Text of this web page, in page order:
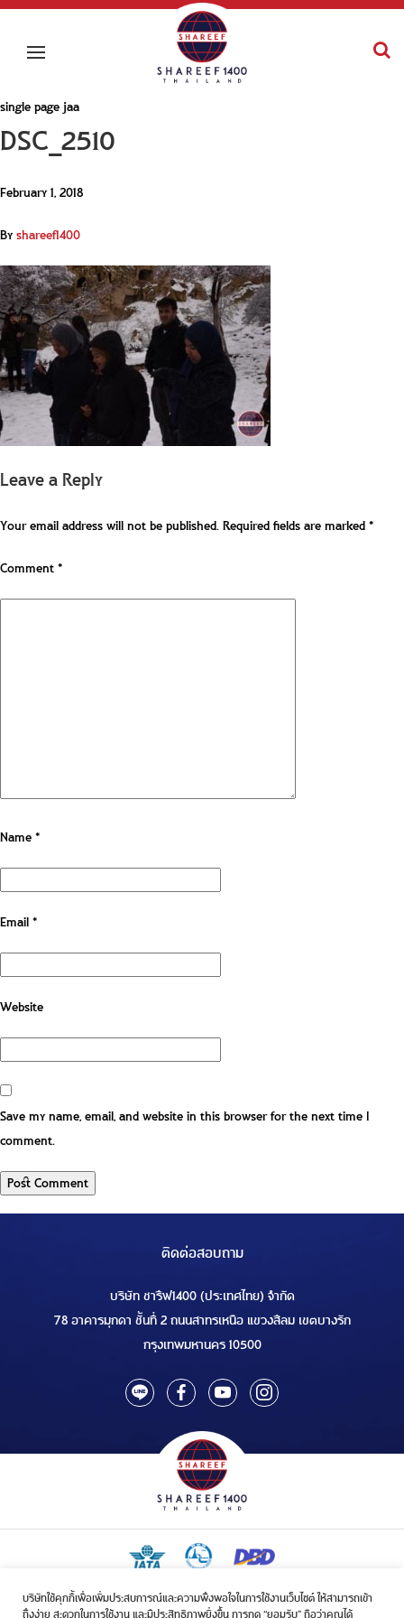
บริษัทใช้คุกกี้เพื่อเพิ่มประสบการณ์และความพึงพอใจในการใช้งานเว็บไซต์ ให้สามารถเข้า
ถึงง่าย สะดวกในการใช้งาน และมีประสิทธิภาพยิ่งขึ้น การกด “ยอมรับ” ถือว่าคุณได้
single page jaa
DSC_2510
February 1, 2018
Byshareef1400
Leave a Reply
Your email address will not be published.Required fields are marked*
Comment*
Name*
Email*
Website
Save my name, email, and website in this browser for the next time I
comment.
ติดต่อสอบถาม
บริษัท ชารีฟ1400 (ประเทศไทย) จำกัด
78 อาคารมุกดา ชั้นที่ 2 ถนนสาทรเหนือ แขวงสีลม เขตบางรัก
กรุงเทพมหานคร 10500
ใบอนุญาตเป็นผู้ประกอบกิจการรับจัดบริการขนส่งในกิจการฮัจย์เลขที่ 1/2568